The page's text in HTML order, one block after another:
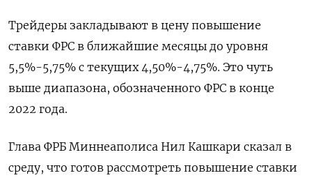
Трейдеры закладывают в цену повышение
ставки ФРС в ближайшие месяцы до уровня
5,5%-5,75% с текущих 4,50%-4,75%. Это чуть
выше диапазона, обозначенного ФРС в конце
2022 года.
Глава ФРБ Миннеаполиса Нил Кашкари сказал в
среду, что готов рассмотреть повышение ставки